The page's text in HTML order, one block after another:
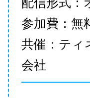
参加費：無
共催：ティ
会社